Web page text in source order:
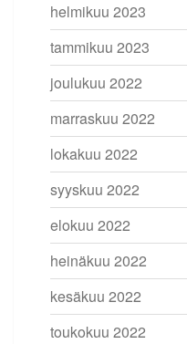
helmikuu 2023
tammikuu 2023
joulukuu 2022
marraskuu 2022
lokakuu 2022
syyskuu 2022
elokuu 2022
heinäkuu 2022
kesäkuu 2022
toukokuu 2022